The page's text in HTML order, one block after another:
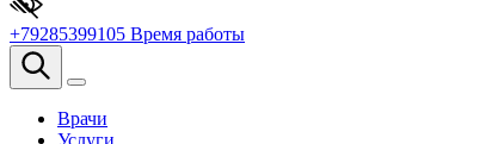
+79285399105 Время работы
Врачи